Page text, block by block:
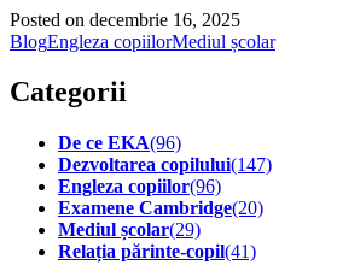
Posted on decembrie 16, 2025
BlogEngleza copiilorMediul școlar
Categorii
De ce EKA(96)
Dezvoltarea copilului(147)
Engleza copiilor(96)
Examene Cambridge(20)
Mediul școlar(29)
Relația părinte-copil(41)